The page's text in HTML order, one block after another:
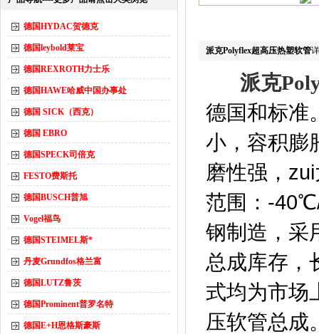
德国HYDAC贺德克
德国leybold莱宝
德国REXROTH力士乐
德国HAWE哈威中国办事处
德国 SICK（西克）
德国 EBRO
德国SPECK司倍克
FESTO费斯托
德国BUSCH普旭
Vogel福鸟
德国STEIMEL斯*
丹麦Grundfos格兰富
德国LUTZ鲁茨
德国Prominent普罗名特
德国E+H恩格斯豪斯
派克Polyflex超高压热塑软管
派克
德国和标准
小，容积膨
磨性强，
范围：-
钢制造，采
总成库存，
式均为市场
压软管总成